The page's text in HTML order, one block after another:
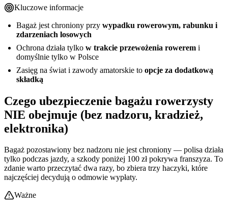
Kluczowe informacje
Bagaż jest chroniony przy wypadku rowerowym, rabunku i
zdarzeniach losowych
Ochrona działa tylko w trakcie przewożenia rowerem i
domyślnie tylko w Polsce
Zasięg na świat i zawody amatorskie to opcje za dodatkową
składką
Czego ubezpieczenie bagażu rowerzysty
NIE obejmuje (bez nadzoru, kradzież,
elektronika)
Bagaż pozostawiony bez nadzoru nie jest chroniony — polisa działa
tylko podczas jazdy, a szkody poniżej 100 zł pokrywa franszyza. To
zdanie warto przeczytać dwa razy, bo zbiera trzy haczyki, które
najczęściej decydują o odmowie wypłaty.
Ważne